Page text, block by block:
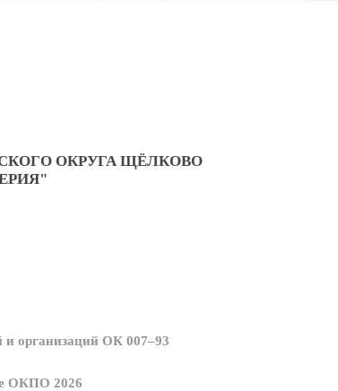
ОКРУГА ЩЁЛКОВО
и организаций ОК 007–93
ОКПО 2026